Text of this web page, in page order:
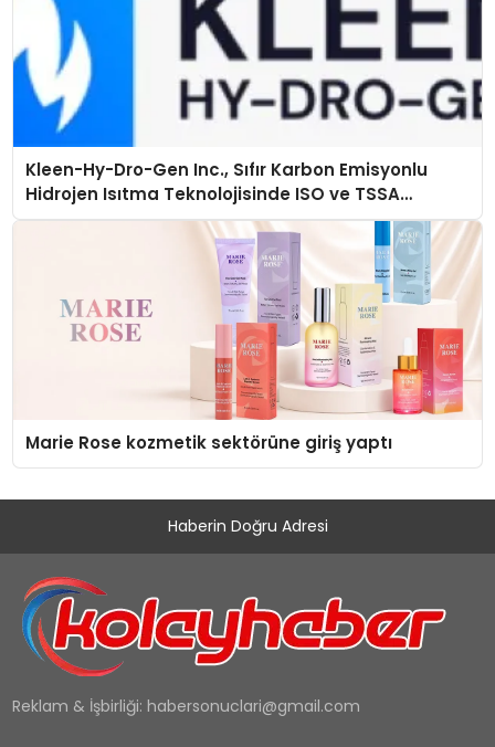
Kleen-Hy-Dro-Gen Inc., Sıfır Karbon Emisyonlu
Hidrojen Isıtma Teknolojisinde ISO ve TSSA
Düzenleyici Onaylarını Aldı
Marie Rose kozmetik sektörüne giriş yaptı
Haberin Doğru Adresi
Reklam & İşbirliği: habersonuclari@gmail.com